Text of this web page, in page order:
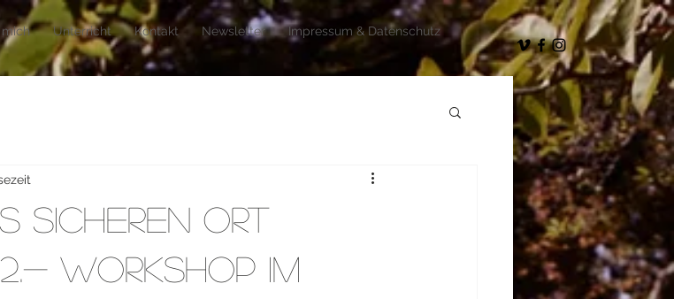
Unterricht Kontakt Newsletter Impressum & Datenschutz
sicheren Ort
Workshop im